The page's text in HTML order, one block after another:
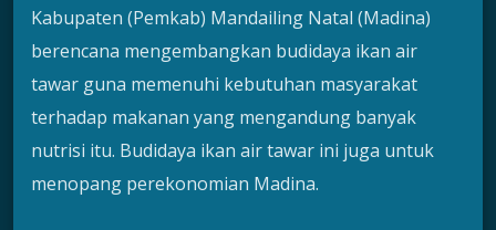
Kabupaten (Pemkab) Mandailing Natal (Madina)
berencana mengembangkan budidaya ikan air
tawar guna memenuhi kebutuhan masyarakat
terhadap makanan yang mengandung banyak
nutrisi itu. Budidaya ikan air tawar ini juga untuk
menopang perekonomian Madina.